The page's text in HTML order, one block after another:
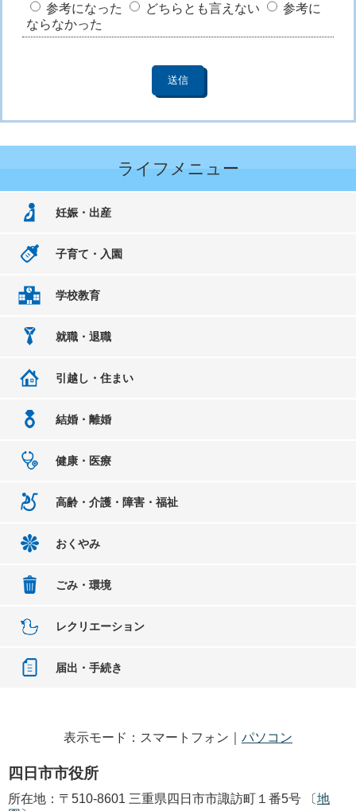
参考になった
どちらとも言えない
参考に
ならなかった
ライフメニュー
妊娠・出産
子育て・入園
学校教育
就職・退職
引越し・住まい
結婚・離婚
健康・医療
高齢・介護・障害・福祉
おくやみ
ごみ・環境
レクリエーション
届出・手続き
表示モード：スマートフォン｜ パソコン
四日市市役所
所在地：〒510-8601 三重県四日市市諏訪町１番5号 〔地